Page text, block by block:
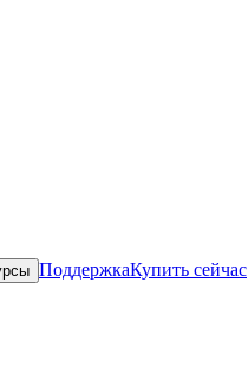
ПоддержкаКупить сейчас